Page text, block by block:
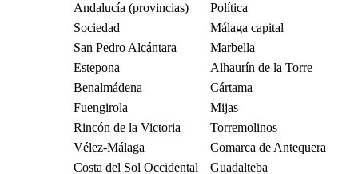
Andalucía (provincias)
Política
Sociedad
Málaga capital
San Pedro Alcántara
Marbella
Estepona
Alhaurín de la Torre
Benalmádena
Cártama
Fuengirola
Mijas
Rincón de la Victoria
Torremolinos
Vélez-Málaga
Comarca de Antequera
Costa del Sol Occidental
Guadalteba